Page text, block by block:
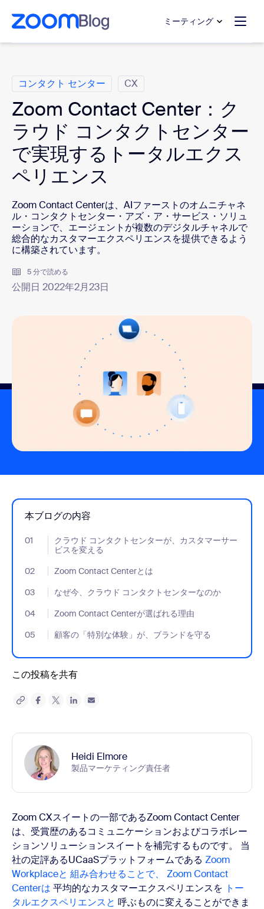
テンツへスキップ
ットへスキップ
ミーティング
コンタクト センター CX
Zoom Contact Center：ク
ラウド コンタクトセンター
で実現するトータルエクス
ペリエンス
Zoom Contact Centerは、AIファーストのオムニチャネ
ル・コンタクトセンター・アズ・ア・サービス・ソリュ
ーションで、エージェントが複数のデジタルチャネルで
総合的なカスタマーエクスペリエンスを提供できるよう
に構築されています。
5 分で読める
公開日 2022年2月23日
本ブログの内容
01
クラウド コンタクトセンターが、カスタマーサー
ビスを変える
- Jumplink to クラウド コンタクトセンターが、カスタマーサー
02 Zoom Contact Centerとは
- Jumplink to Zoom Contact Centerとは
03
なぜ今、クラウド コンタクトセンターなのか
- Jumplink to なぜ今、クラウド コンタクトセンターなのか
04
Zoom Contact Centerが選ばれる理由
- Jumplink to Zoom Contact Centerが選ばれる理由
05
顧客の「特別な体験」が、ブランドを守る
- Jumplink to 顧客の「特別な体験」が、ブランドを守る
この投稿を共有
Heidi Elmore
製品マーケティング責任者
Zoom CXスイートの一部であるZoom Contact Center
は、受賞歴のあるコミュニケーションおよびコラボレー
ションソリューションスイートを補完するものです。
当
社の定評あるUCaaSプラットフォームである Zoom
Workplaceと 組み合わせることで、 Zoom Contact
Centerは 平均的なカスタマーエクスペリエンスを トー
タルエクスペリエンスと 呼ぶものに変えることができま